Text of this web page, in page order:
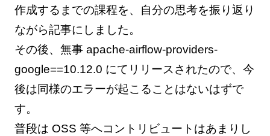
作成するまでの課程を、自分の思考を振り返り
ながら記事にしました。
その後、無事 apache-airflow-providers-
google==10.12.0 にてリリースされたので、今
後は同様のエラーが起こることはないはずで
す。
普段は OSS 等へコントリビュートはあまりし